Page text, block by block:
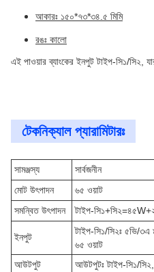
আকারঃ ১৫০*৭৩*৩৪.৫ মিমি
রঙঃ কালো
এই পাওয়ার ব্যাংকের ইনপুট টাইপ-সি১/সি২,
টেকনিক্যাল প্যারামিটারঃ
সামঞ্জস্য
সার্বজনীন
মোট উৎপাদন
৬৫ ওয়াট
সমন্বিত উৎপাদন
টাইপ-
ইনপুট
টাইপ-সি১/সি২ঃ ৫ভি/
৬৫ ওয়াট
আউটপুট
আউটপুটঃ টাইপ-সি১/